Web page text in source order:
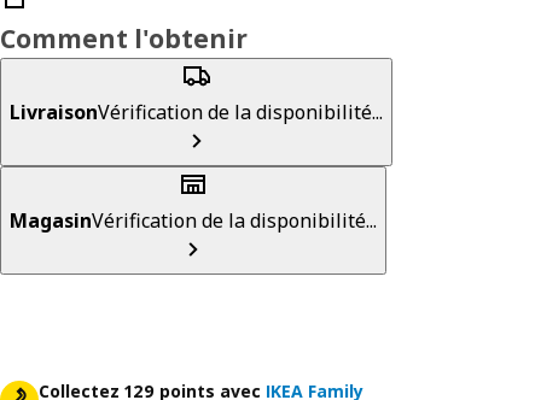
Comment l'obtenir
LivraisonVérification de la disponibilité...
MagasinVérification de la disponibilité...
Collectez 129 points avec IKEA Family